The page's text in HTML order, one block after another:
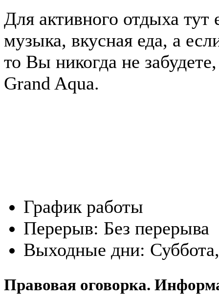
Для активного отдыха тут
музыка, вкусная еда, а
то Вы никогда не
Grand Aqua.
График работы
Перерыв: Без перерыва
Выходные дни:
Правовая оговорка.